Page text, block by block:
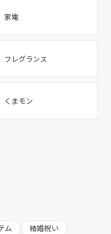
家電
フレグランス
くまモン
ム
結婚祝い